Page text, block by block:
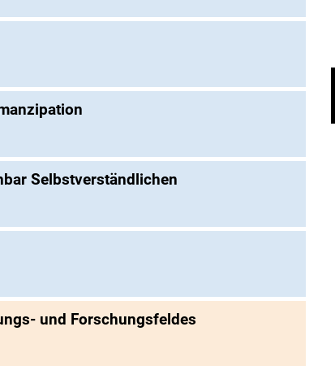
Selbstverständlichen
und Forschungsfeldes